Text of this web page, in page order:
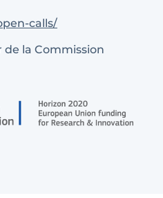
calls/
la Commission